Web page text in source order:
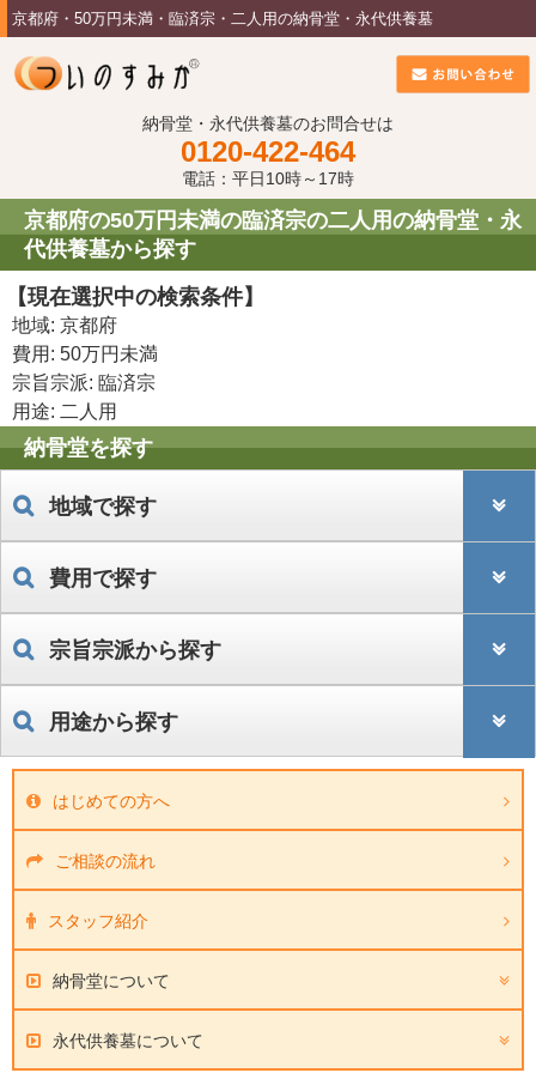
京都府・50万円未満・臨済宗・二人用の納骨堂・永代供養墓
納骨堂・永代供養墓のお問合せは
0120-422-464
電話：平日10時～17時
京都府の50万円未満の臨済宗の二人用の納骨堂・永
代供養墓から探す
【現在選択中の検索条件】
地域: 京都府
費用: 50万円未満
宗旨宗派: 臨済宗
用途: 二人用
納骨堂を探す
地域で探す
費用で探す
宗旨宗派から探す
用途から探す
はじめての方へ
ご相談の流れ
スタッフ紹介
納骨堂について
永代供養墓について